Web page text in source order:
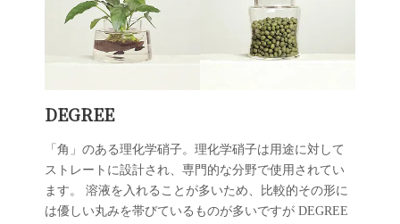
DEGREE
「角」のある理化学硝子。理化学硝子は用途に対して
ストレートに設計され、専門的な分野で使用されてい
ます。 溶液を入れることが多いため、比較的その形に
は優しい丸みを帯びているものが多いですが DEGREE